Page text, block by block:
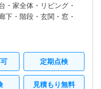
・ 家全体・ リビング・
下・ 階段・ 玄関・ 窓・
定期点検
見積もり無料